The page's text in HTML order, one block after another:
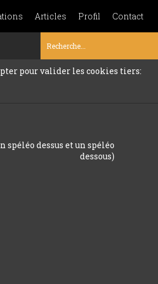
Articles Profil Contact
pour valider les cookies tiers:
dessus et un spéléo
dessous)